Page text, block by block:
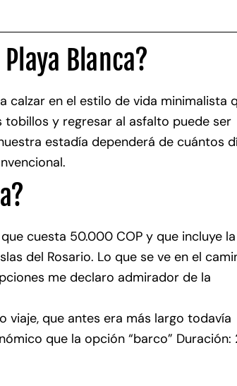
Blanca?
en el estilo de vida minimalista
tobillos y regresar al asfalto puede ser
estadía dependerá de cuántos
cuesta 50.000 COP y que incluye la
del Rosario. Lo que se ve en el
me declaro admirador de la
que antes era más largo todavía
que la opción “barco” Duración: